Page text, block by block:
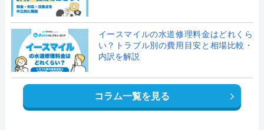
イースマイルの水道修理料金はどれくら
い？トラブル別の費用目安と相場比較・
内訳を解説
コラム一覧を見る